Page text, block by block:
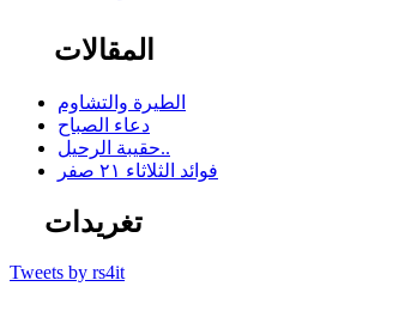
المقالات
الطيرة والتشاوم
دعاء الصباح
حقيبة الرحيل..
فوائد الثلاثاء ٢١ صفر
تغريدات
Tweets by rs4it